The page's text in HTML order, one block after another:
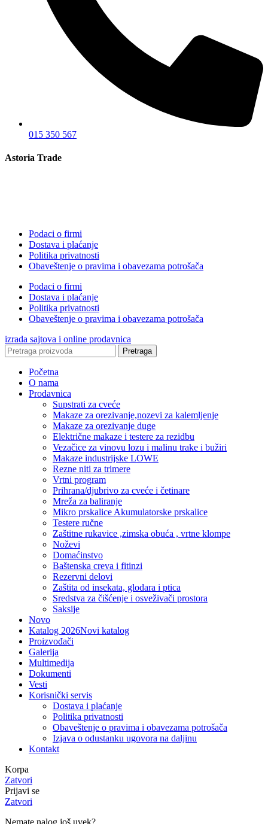
015 350 567
Astoria Trade
Podaci o firmi
Dostava i plaćanje
Politika privatnosti
Obaveštenje o pravima i obavezama potrošača
Podaci o firmi
Dostava i plaćanje
Politika privatnosti
Obaveštenje o pravima i obavezama potrošača
izrada sajtova i online prodavnica
Pretraga
Početna
O nama
Prodavnica
Supstrati za cveće
Makaze za orezivanje,nozevi za kalemljenje
Makaze za orezivanje duge
Električne makaze i testere za rezidbu
Vezačice za vinovu lozu i malinu trake i bužiri
Makaze industrijske LOWE
Rezne niti za trimere
Vrtni program
Prihrana/djubrivo za cveće i četinare
Mreža za baliranje
Mikro prskalice Akumulatorske prskalice
Testere ručne
Zaštitne rukavice ,zimska obuća , vrtne klompe
Noževi
Domaćinstvo
Baštenska creva i fitinzi
Rezervni delovi
Zaštita od insekata, glodara i ptica
Sredstva za čišćenje i osveživači prostora
Saksije
Novo
Katalog 2026Novi katalog
Proizvođači
Galerija
Multimedija
Dokumenti
Vesti
Korisnički servis
Dostava i plaćanje
Politika privatnosti
Obaveštenje o pravima i obavezama potrošača
Izjava o odustanku ugovora na daljinu
Kontakt
Korpa
Zatvori
Prijavi se
Zatvori